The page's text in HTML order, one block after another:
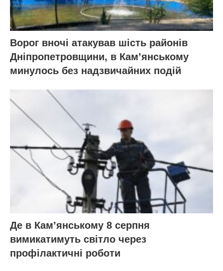
Ворог вночі атакував шість районів
Дніпропетровщини, в Кам’янському
минулось без надзвичайних подій
Де в Кам’янському 8 серпня
вимикатимуть світло через
профілактичні роботи